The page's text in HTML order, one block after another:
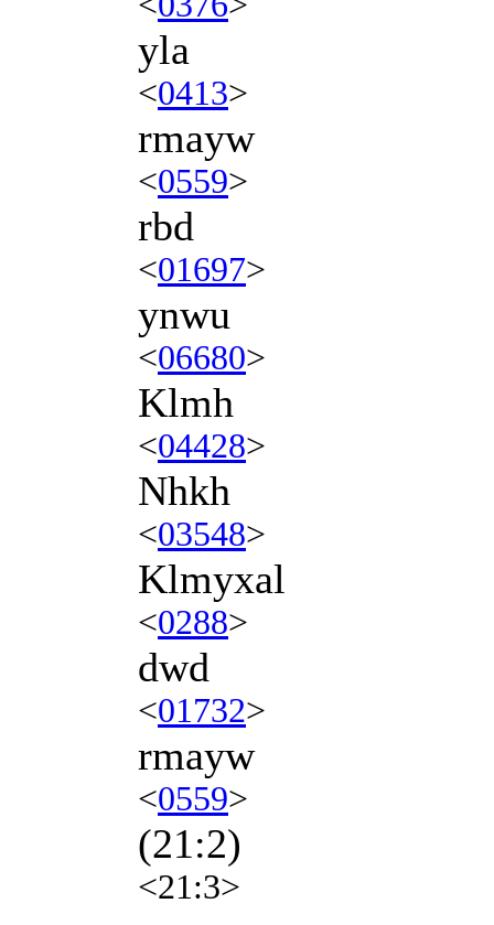
yla
<0413>
rmayw
<0559>
rbd
<01697>
ynwu
<06680>
Klmh
<04428>
Nhkh
<03548>
Klmyxal
<0288>
dwd
<01732>
rmayw
<0559>
(21:2)
<21:3>